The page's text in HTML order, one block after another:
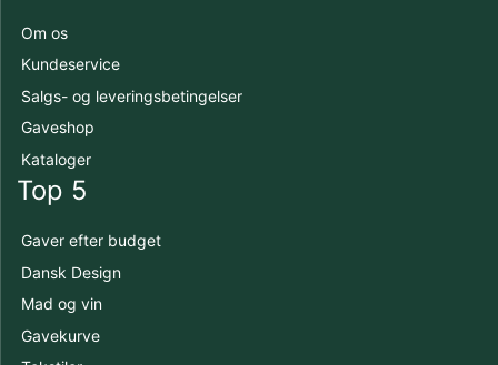
Om os
Kundeservice
Salgs- og leveringsbetingelser
Gaveshop
Kataloger
Top 5
Gaver efter budget
Dansk Design
Mad og vin
Gavekurve